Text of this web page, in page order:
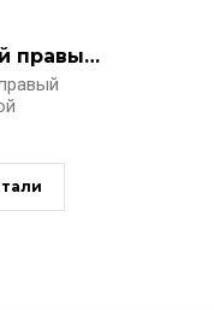
21512670 Нож задний правый (25RH)